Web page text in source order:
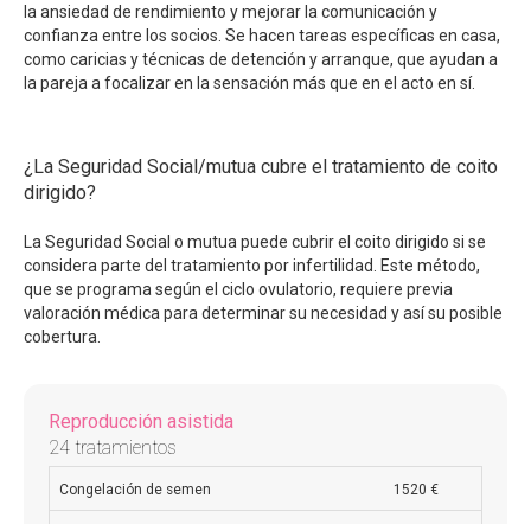
la ansiedad de rendimiento y mejorar la comunicación y
confianza entre los socios. Se hacen tareas específicas en casa,
como caricias y técnicas de detención y arranque, que ayudan a
la pareja a focalizar en la sensación más que en el acto en sí.
¿La Seguridad Social/mutua cubre el tratamiento de coito
dirigido?
La Seguridad Social o mutua puede cubrir el coito dirigido si se
considera parte del tratamiento por infertilidad. Este método,
que se programa según el ciclo ovulatorio, requiere previa
valoración médica para determinar su necesidad y así su posible
cobertura.
Reproducción asistida
24 tratamientos
Congelación de semen 1520 €